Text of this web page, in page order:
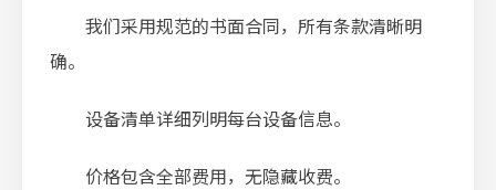
我们采用规范的书面合同，所有条款清晰明
确。
设备清单详细列明每台设备信息。
价格包含全部费用，无隐藏收费。